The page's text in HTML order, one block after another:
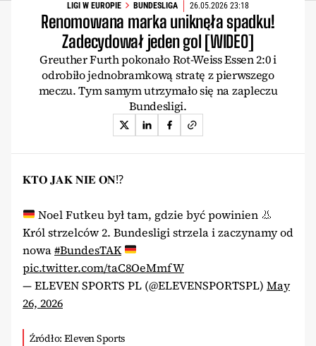
LIGI W EUROPIE BUNDESLIGA 26.05.2026 23:18
Renomowana marka uniknęła spadku!
Zadecydował jeden gol [WIDEO]
Greuther Furth pokonało Rot-Weiss Essen 2:0 i
odrobiło jednobramkową stratę z pierwszego
meczu. Tym samym utrzymało się na zapleczu
Bundesligi.
𝐊𝐓𝐎 𝐉𝐀𝐊 𝐍𝐈𝐄 𝐎𝐍⁉️
Noel Futkeu był tam, gdzie być powinien 👃
Król strzelców 2. Bundesligi strzela i zaczynamy od
nowa#BundesTAK
pic.twitter.com/taC8OeMmfW
— ELEVEN SPORTS PL (@ELEVENSPORTSPL) May
26, 2026
Źródło: Eleven Sports